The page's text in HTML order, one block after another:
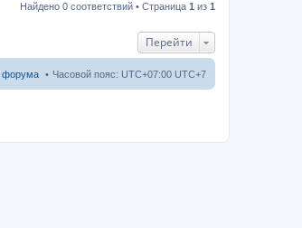
Найдено 0 соответствий • Страница 1 из 1
Перейти
Часовой пояс: UTC+07:00 UTC+7
форума